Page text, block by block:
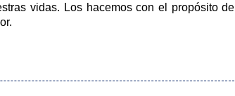
vidas. Los hacemos con el propósito de